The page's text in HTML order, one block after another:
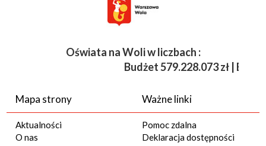
Oświata na Woli w liczbach :
Budżet579.228.073 zł | Etaty
Mapa strony Ważne linki
Aktualności
O nas
Pomoc zdalna
Deklaracja dostępności